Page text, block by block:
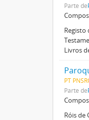
Parte de
Registo
Livros
PT
Parte de
Róis de